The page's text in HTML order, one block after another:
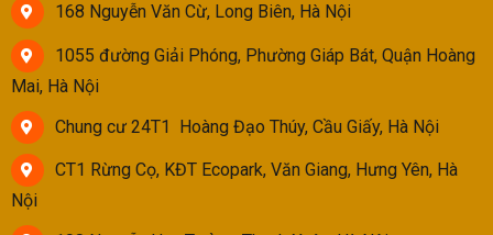
168 Nguyễn Văn Cừ, Long Biên, Hà Nội
1055 đường Giải Phóng, Phường Giáp Bát, Quận Hoàng
Mai, Hà Nội
Chung cư 24T1 Hoàng Đạo Thúy, Cầu Giấy, Hà Nội
CT1 Rừng Cọ, KĐT Ecopark, Văn Giang, Hưng Yên, Hà
Nội